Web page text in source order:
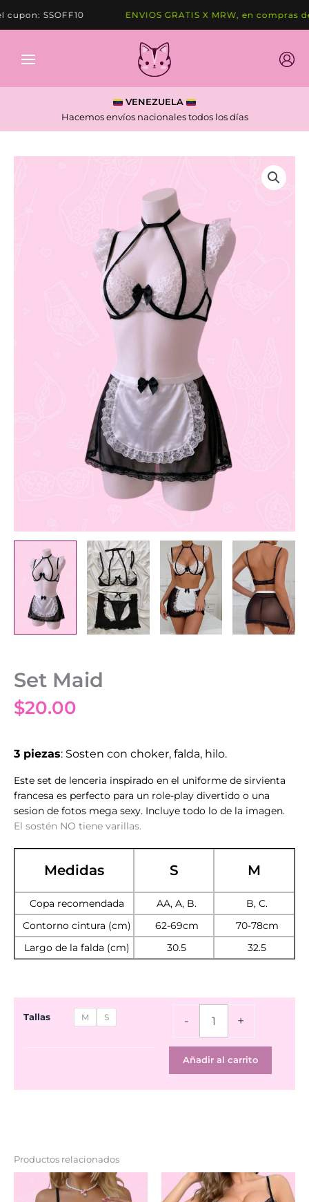
al
SSOFF10 ENVIOS GRATIS X MRW, en compras de
VENEZUELA
Hacemos envíos nacionales todos los días
Set Maid
$20.00
3 piezas: Sosten con choker, falda, hilo.
Este set de lenceria inspirado en el uniforme de sirvienta
francesa es perfecto para un role-play divertido o una
sesion de fotos mega sexy. Incluye todo lo de la imagen.
El sostén NO tiene varillas.
Medidas S M
Copa recomendada AA, A, B.
B, C.
Contorno cintura (cm)
62-69cm
70-78cm
Largo de la falda (cm)
30.5 32.5
Tallas M S -
Maid
cantidad
+
Añadir al carrito
Productos relacionados